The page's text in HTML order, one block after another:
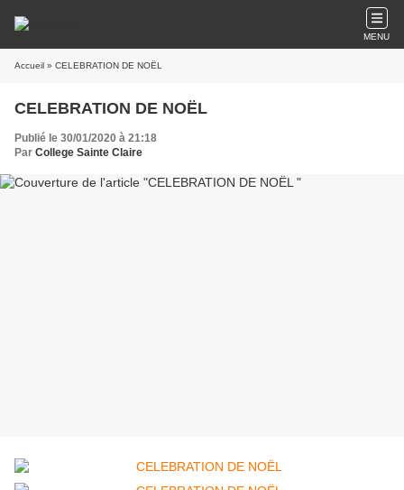
MENU
Accueil » CELEBRATION DE NOËL
CELEBRATION DE NOËL
Publié le 30/01/2020 à 21:18
Par College Sainte Claire